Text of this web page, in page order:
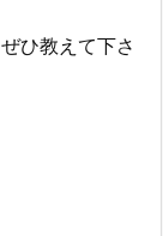
ひ教えて下さ